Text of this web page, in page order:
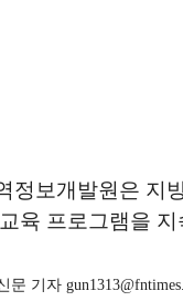
정보개발원은 지
육 프로그램을
문 기자